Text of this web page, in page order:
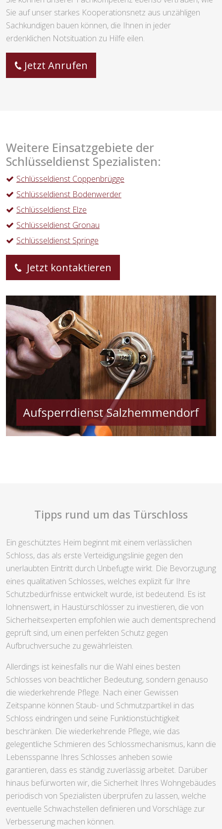
Sie auf unser starkes Kooperationsnetz aus unzähligen
Sachkundigen bauen können, die Ihnen in jeder
erdenklichen Notsituation zu Hilfe eilen.
Jetzt Anrufen
Weitere Einsatzgebiete der
Schlüsseldienst Spezialisten:
Schlüsseldienst Coppenbrügge
Schlüsseldienst Bodenwerder
Schlüsseldienst Elze
Schlüsseldienst Gronau
Schlüsseldienst Springe
Jetzt kontaktieren
Tipps rund um das Türschloss
Ein geschütztes Heim beginnt mit einem verlässlichen
Schloss, das als erste Verteidigungslinie gegen den
unerlaubten Eintritt durch Unbefugte wirkt. Die Bevorzugung
eines qualitativen Schlosses, welches explizit für Ihre
Schutzbedürfnisse entwickelt wurde, ist bedeutend. Es ist
lohnenswert, in Haustürschlösser zu investieren, die von
Sicherheitsexperten empfohlen wie auch dementsprechend
geprüft sind, um einen perfekten Schutz gegen
Aufbruchversuche zu gewährleisten.
Allerdings ist keinesfalls nur die Wahl eines besten
Schlosses von beachtlicher Bedeutung, sondern genauso
die wiederkehrende Pflege. Nach einer Gewissen
Zeitspanne können Staub- und Schmutzpartikel in das
Schloss eindringen und seine Funktionstüchtigkeit
beschränken. Die wiederkehrende Pflege, wie das
gelegentliche Schmieren des Schlossmechanismus, kann die
Lebensspanne Ihres Schlosses anheben sowie
garantieren, dass es ständig zuverlässig arbeitet. Darüber
hinaus befürworten wir, die Sicherheit Ihres Wohngebäudes
periodisch von Spezialisten überprüfen zu lassen, welche
eventuelle Schwachstellen definieren und Vorschläge zur
Verbesserung machen können.